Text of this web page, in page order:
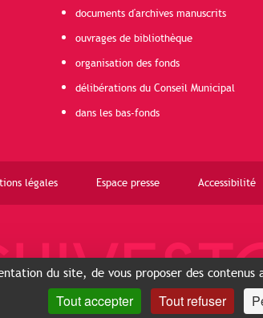
documents d'archives manuscrits
ouvrages de bibliothèque
organisation des fonds
délibérations du Conseil Municipal
dans les bas-fonds
légales Espace presse Accessibilité
du site, de vous proposer des
Tout accepter Tout refuser